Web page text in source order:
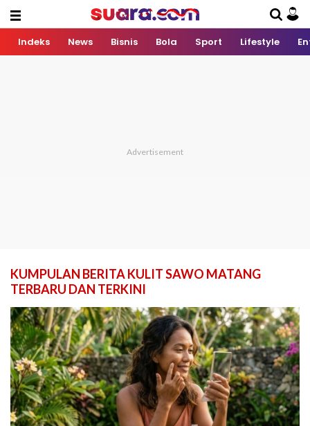
Indeks News Bisnis Bola Sport Lifestyle
KUMPULAN BERITA KULIT SAWO MATANG
TERBARU DAN TERKINI